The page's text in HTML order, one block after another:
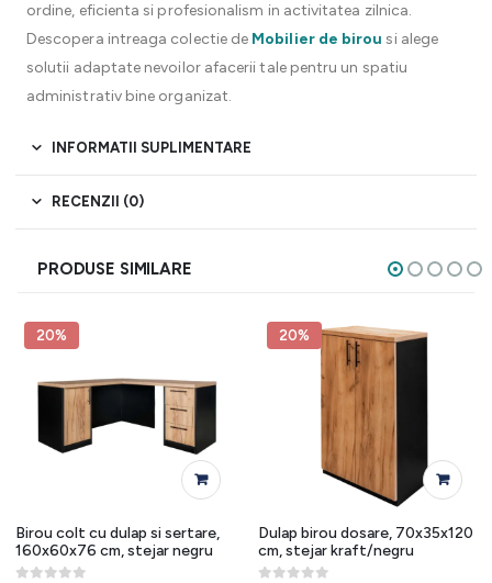
ordine, eficienta si profesionalism in activitatea zilnica.
Descopera intreaga colectie de Mobilier de birou si alege
solutii adaptate nevoilor afacerii tale pentru un spatiu
administrativ bine organizat.
INFORMATII SUPLIMENTARE
RECENZII (0)
PRODUSE SIMILARE
20%
Birou colt cu dulap si sertare,
160x60x76 cm, stejar negru
20%
Dulap birou dosare, 70x35x120
cm, stejar kraft/negru